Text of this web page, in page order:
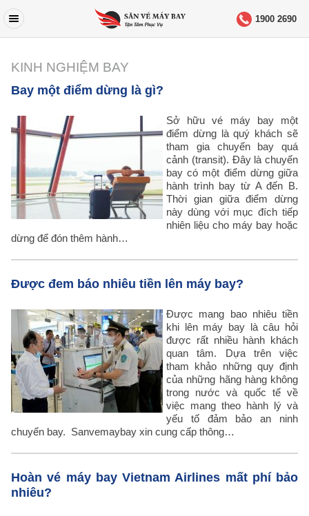
1900 2690
KINH NGHIỆM BAY
Bay một điểm dừng là gì?
Sở hữu vé máy bay một
điểm dừng là quý khách sẽ
tham gia chuyến bay quá
cảnh (transit). Đây là chuyến
bay có một điểm dừng giữa
hành trình bay từ A đến B.
Thời gian giữa điểm dừng
này dùng với mục đích tiếp
nhiên liệu cho máy bay hoặc
dừng để đón thêm hành…
Được đem báo nhiêu tiền lên máy bay?
Được mang bao nhiêu tiền
khi lên máy bay là câu hỏi
được rất nhiều hành khách
quan tâm. Dựa trên việc
tham khảo những quy định
của những hãng hàng không
trong nước và quốc tế về
việc mang theo hành lý và
yếu tố đảm bảo an ninh
chuyến bay. Sanvemaybay xin cung cấp thông…
Hoàn vé máy bay Vietnam Airlines mất phí bảo
nhiêu?